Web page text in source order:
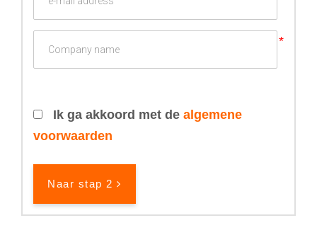
Ik ga akkoord met de algemene
voorwaarden
Naar stap 2